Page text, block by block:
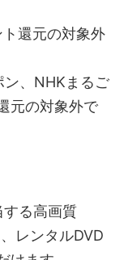
還元の対象外
ン、NHKまるご
元の対象外で
る高画質
レンタルDVD